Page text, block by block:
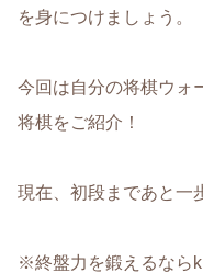
を身につけましょう。
今回は自分の将棋ウォ
将棋をご紹介！
現在、初段まであと一
※終盤力を鍛えるなら